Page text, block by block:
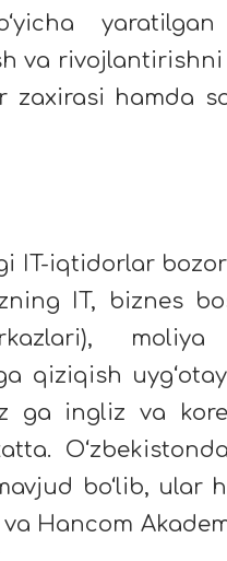
va rivojlantirishni
zaxirasi hamda
IT-iqtidorlar
IT, biznes
qiziqish
ga ingliz va
bo‘lib, ular
Hancom